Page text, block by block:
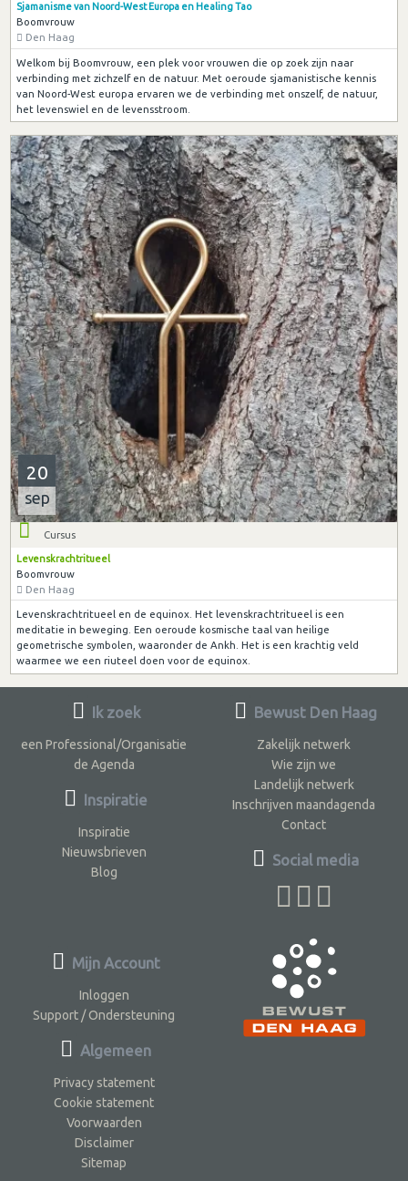
Sjamanisme van Noord-West Europa en Healing Tao
Boomvrouw
Den Haag
Welkom bij Boomvrouw, een plek voor vrouwen die op zoek zijn naar
verbinding met zichzelf en de natuur. Met oeroude sjamanistische kennis
van Noord-West europa ervaren we de verbinding met onszelf, de natuur,
het levenswiel en de levensstroom.
20
sep
Cursus
Levenskrachtritueel
Boomvrouw
Den Haag
Levenskrachtritueel en de equinox. Het levenskrachtritueel is een
meditatie in beweging. Een oeroude kosmische taal van heilige
geometrische symbolen, waaronder de Ankh. Het is een krachtig veld
waarmee we een riuteel doen voor de equinox.
Ik zoek
een Professional/Organisatie
de Agenda
Inspiratie
Inspiratie
Nieuwsbrieven
Blog
Bewust Den Haag
Zakelijk netwerk
Wie zijn we
Landelijk netwerk
Inschrijven maandagenda
Contact
Social media
Mijn Account
Inloggen
Support / Ondersteuning
Algemeen
Privacy statement
Cookie statement
Voorwaarden
Disclaimer
Sitemap